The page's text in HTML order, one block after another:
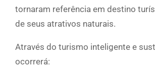
tornaram referência em destino
de seus atrativos naturais.
Através do turismo inteligente e
ocorrerá: